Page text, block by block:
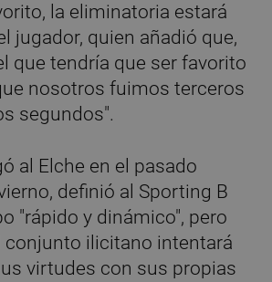
la eliminatoria estará
jugador, quien añadió que,
que tendría que ser favorito
nosotros fuimos terceros
segundos".
al Elche en el pasado
definió al Sporting B
"rápido y dinámico", pero
conjunto ilicitano intentará
virtudes con sus propias